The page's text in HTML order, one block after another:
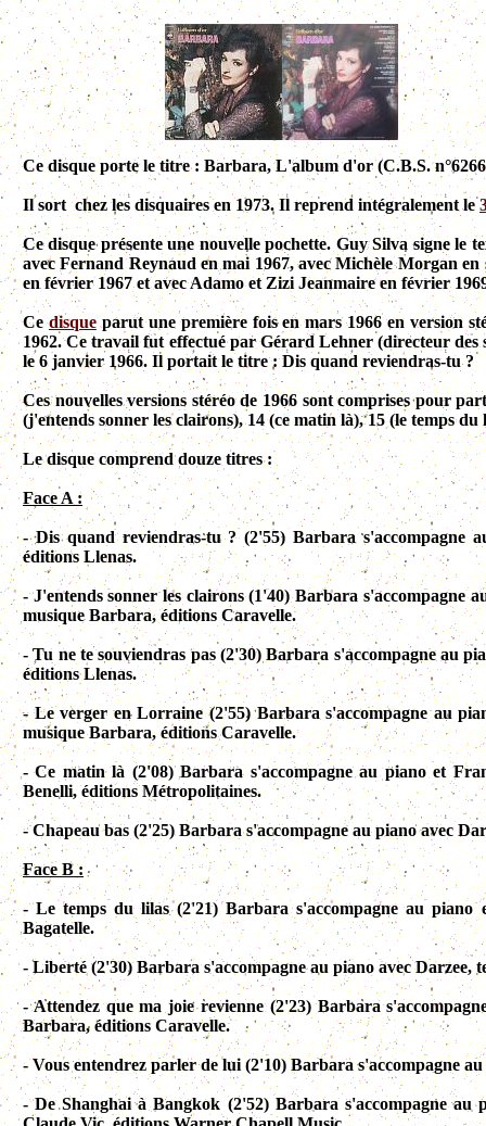
Ce disque porte le titre : Barbara, L'album d'or (C.B.S.
Il sort chez les disquaires en 1973. Il reprend intégralement le
Ce disque présente une nouvelle pochette. Guy Silva signe le
avec Fernand Reynaud en mai 1967, avec Michèle Morgan
en février 1967 et avec Adamo et Zizi Jeanmaire en février
Cedisqueparut une première fois en mars 1966 en version
1962. Ce travail fut effectué par Gérard Lehner (directeur
le 6 janvier 1966. Il portait le titre : Dis quand reviendras-tu ?
Ces nouvelles versions stéréo de 1966 sont comprises pour
(j'entends sonner les clairons), 14 (ce matin là), 15 (le temps
Le disque comprend douze titres :
Face A :
- Dis quand reviendras-tu ? (2'55) Barbara s'accompagne
éditions Llenas.
- J'entends sonner les clairons (1'40) Barbaras'accompagne
musique Barbara, éditions Caravelle.
- Tu ne te souviendras pas (2'30) Barbara s'accompagneau
éditions Llenas.
- Le verger en Lorraine (2'55) Barbaras'accompagneau
musique Barbara, éditions Caravelle.
- Ce matin là (2'08) Barbara s'accompagneau piano et
Benelli, éditions Métropolitaines.
- Chapeau bas (2'25) Barbaras'accompagneau piano avec
Face B :
- Le temps du lilas (2'21) Barbaras'accompagne au piano
Bagatelle.
- Liberté (2'30) Barbaras'accompagneau piano avec Darzee,
- Attendez que ma joie revienne (2'23) Barbara
Barbara, éditions Caravelle.
- Vous entendrez parler de lui (2'10) Barbaras'accompagneau
- De Shanghai à Bangkok (2'52) Barbaras'accompagneau